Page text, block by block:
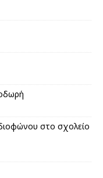
στο σχολείο